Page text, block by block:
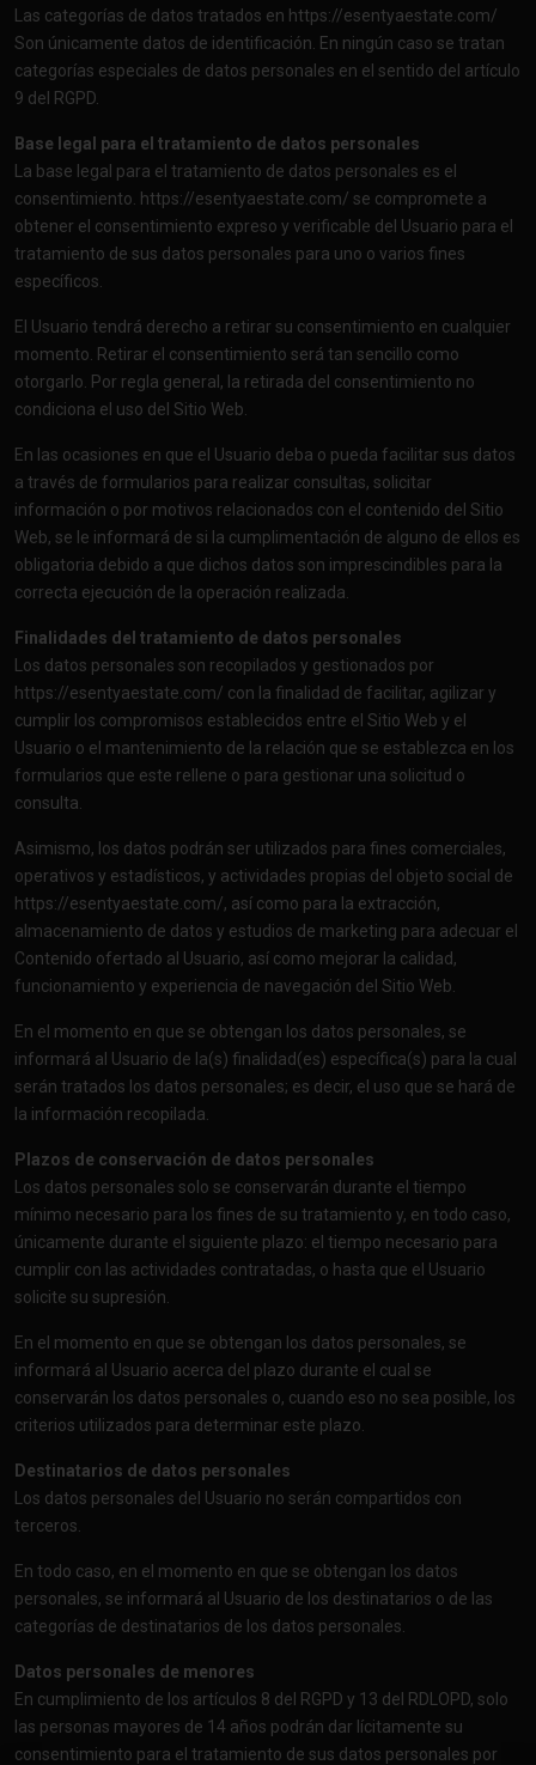
Las categorías de datos tratados en https://esentyaestate.com/
Son únicamente datos de identificación. En ningún caso se tratan
categorías especiales de datos personales en el sentido del artículo
9 del RGPD.
Base legal para el tratamiento de datos personales
La base legal para el tratamiento de datos personales es el
consentimiento. https://esentyaestate.com/ se compromete a
obtener el consentimiento expreso y verificable del Usuario para el
tratamiento de sus datos personales para uno o varios fines
específicos.
El Usuario tendrá derecho a retirar su consentimiento en cualquier
momento. Retirar el consentimiento será tan sencillo como
otorgarlo. Por regla general, la retirada del consentimiento no
condiciona el uso del Sitio Web.
En las ocasiones en que el Usuario deba o pueda facilitar sus datos
a través de formularios para realizar consultas, solicitar
información o por motivos relacionados con el contenido del Sitio
Web, se le informará de si la cumplimentación de alguno de ellos es
obligatoria debido a que dichos datos son imprescindibles para la
correcta ejecución de la operación realizada.
Finalidades del tratamiento de datos personales
Los datos personales son recopilados y gestionados por
https://esentyaestate.com/ con la finalidad de facilitar, agilizar y
cumplir los compromisos establecidos entre el Sitio Web y el
Usuario o el mantenimiento de la relación que se establezca en los
formularios que este rellene o para gestionar una solicitud o
consulta.
Asimismo, los datos podrán ser utilizados para fines comerciales,
operativos y estadísticos, y actividades propias del objeto social de
https://esentyaestate.com/, así como para la extracción,
almacenamiento de datos y estudios de marketing para adecuar el
Contenido ofertado al Usuario, así como mejorar la calidad,
funcionamiento y experiencia de navegación del Sitio Web.
En el momento en que se obtengan los datos personales, se
informará al Usuario de la(s) finalidad(es) específica(s) para la cual
serán tratados los datos personales; es decir, el uso que se hará de
la información recopilada.
Plazos de conservación de datos personales
Los datos personales solo se conservarán durante el tiempo
mínimo necesario para los fines de su tratamiento y, en todo caso,
únicamente durante el siguiente plazo: el tiempo necesario para
cumplir con las actividades contratadas, o hasta que el Usuario
solicite su supresión.
En el momento en que se obtengan los datos personales, se
informará al Usuario acerca del plazo durante el cual se
conservarán los datos personales o, cuando eso no sea posible, los
criterios utilizados para determinar este plazo.
Destinatarios de datos personales
Los datos personales del Usuario no serán compartidos con
terceros.
En todo caso, en el momento en que se obtengan los datos
personales, se informará al Usuario de los destinatarios o de las
categorías de destinatarios de los datos personales.
Datos personales de menores
En cumplimiento de los artículos 8 del RGPD y 13 del RDLOPD, solo
las personas mayores de 14 años podrán dar lícitamente su
consentimiento para el tratamiento de sus datos personales por